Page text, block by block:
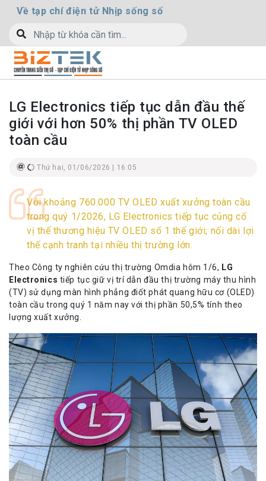
Về tạp chí điện tử Nhịp sống số
LG Electronics tiếp tục dẫn đầu thế
giới với hơn 50% thị phần TV OLED
toàn cầu
Thứ hai, 01/06/2026 | 16:05
Với khoảng 760.000 TV OLED xuất xưởng toàn cầu
trong quý 1/2026, LG Electronics tiếp tục củng cố
vị thế thương hiệu TV OLED số 1 thế giới; nối dài lợi
thế cạnh tranh tại nhiều thị trường lớn.
Theo Công ty nghiên cứu thị trường Omdia hôm 1/6, LG
Electronics tiếp tục giữ vị trí dẫn đầu thị trường máy thu hình
(TV) sử dụng màn hình phẳng điốt phát quang hữu cơ (OLED)
toàn cầu trong quý 1 năm nay với thị phần 50,5% tính theo
lượng xuất xưởng.